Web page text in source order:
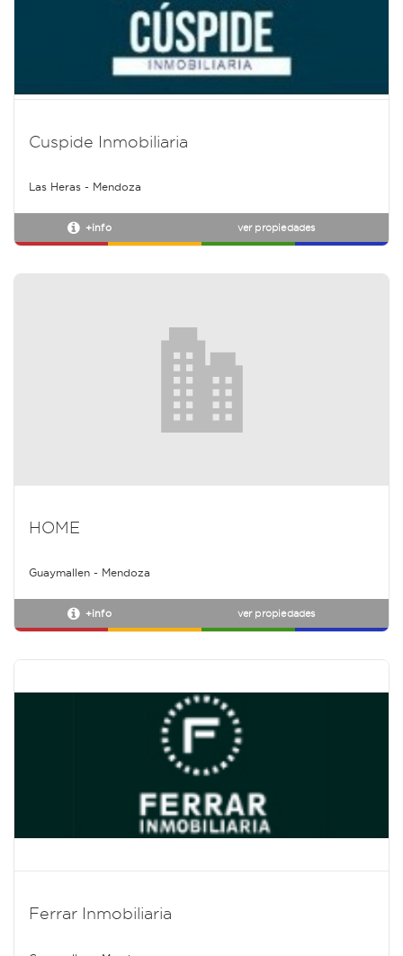
Cuspide Inmobiliaria
Las Heras - Mendoza
+info ver propiedades
HOME
Guaymallen - Mendoza
+info ver propiedades
Ferrar Inmobiliaria